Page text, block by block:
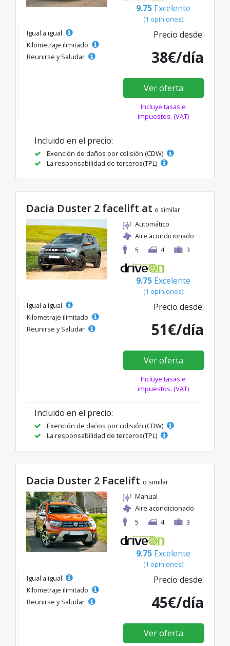
9.75 Excelente
(1 opiniones)
Igual a igual
Kilometraje ilimitado
Reunirse y Saludar
Precio desde:
38€/día
Ver oferta
Incluye tasas e
impuestos. (VAT)
Incluido en el precio:
Exención de daños por colisión (CDW)
La responsabilidad de terceros(TPL)
Dacia Duster 2 facelift at o similar
Automático
Aire acondicionado
5
4 3
9.75 Excelente
(1 opiniones)
Igual a igual
Kilometraje ilimitado
Reunirse y Saludar
Precio desde:
51€/día
Ver oferta
Incluye tasas e
impuestos. (VAT)
Incluido en el precio:
Exención de daños por colisión (CDW)
La responsabilidad de terceros(TPL)
Dacia Duster 2 Facelift o similar
Manual
Aire acondicionado
5
4 3
9.75 Excelente
(1 opiniones)
Igual a igual
Kilometraje ilimitado
Reunirse y Saludar
Precio desde:
45€/día
Ver oferta